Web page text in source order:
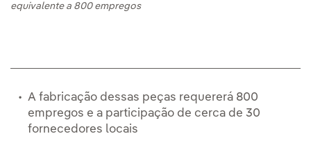
equivalente a 800 empregos
A fabricação dessas peças requererá 800
empregos e a participação de cerca de 30
fornecedores locais